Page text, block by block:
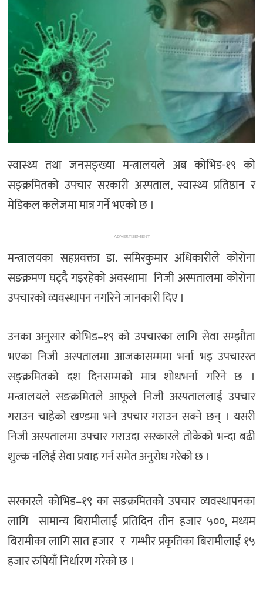
खेल
प्रविधि
भिडियो
स्वास्थ्य तथा जनसङ्ख्या मन्त्रालयले अब कोभिड-१९ को
सङ्क्रमितको उपचार सरकारी अस्पताल, स्वास्थ्य प्रतिष्ठान र
मेडिकल कलेजमा मात्र गर्ने भएको छ ।
ADVERTISEMENT
मन्त्रालयका सहप्रवक्ता डा. समिरकुमार अधिकारीले कोरोना
सङक्रमण घट्दै गइरहेको अवस्थामा निजी अस्पतालमा कोरोना
उपचारको व्यवस्थापन नगरिने जानकारी दिए ।
उनका अनुसार कोभिड–१९ को उपचारका लागि सेवा सम्झौता
भएका निजी अस्पतालमा आजकासम्ममा भर्ना भइ उपचाररत
सङ्क्रमितको दश दिनसम्मको मात्र शोधभर्ना गरिने छ ।
मन्त्रालयले सङक्रमितले आफूले निजी अस्पताललाई उपचार
गराउन चाहेको खण्डमा भने उपचार गराउन सक्ने छन् । यसरी
निजी अस्पतालमा उपचार गराउदा सरकारले तोकेको भन्दा बढी
शुल्क नलिई सेवा प्रवाह गर्न समेत अनुरोध गरेको छ ।
सरकारले कोभिड–१९ का सङक्रमितको उपचार व्यवस्थापनका
लागि सामान्य बिरामीलाई प्रतिदिन तीन हजार ५००, मध्यम
बिरामीका लागि सात हजार र गम्भीर प्रकृतिका बिरामीलाई १५
हजार रुपियाँ निर्धारण गरेको छ ।